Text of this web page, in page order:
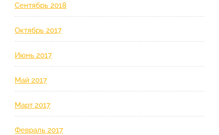
Сентябрь 2018
Октябрь 2017
Июнь 2017
Май 2017
Март 2017
Февраль 2017